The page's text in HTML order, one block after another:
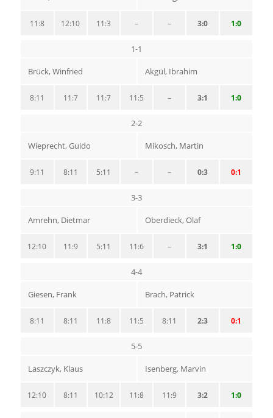
1:0
3:0
–
–
11:3
12:10
11:8
1-1
Brück, Winfried Akgül, Ibrahim
1:0
3:1
–
11:5
11:7
11:7
8:11
2-2
Wieprecht, Guido Mikosch, Martin
0:1
0:3
–
–
5:11
8:11
9:11
3-3
Amrehn, Dietmar Oberdieck, Olaf
1:0
3:1
–
11:6
5:11
11:9
12:10
4-4
Giesen, Frank Brach, Patrick
0:1
2:3
8:11
11:5
11:8
8:11
8:11
5-5
Laszczyk, Klaus Isenberg, Marvin
1:0
3:2
11:9
11:8
10:12
8:11
12:10